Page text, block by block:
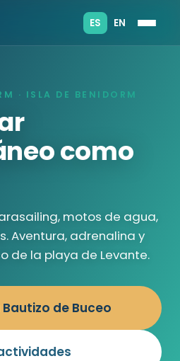
ES EN
· ISLA DE BENIDORM
como
motos de agua,
Aventura, adrenalina y
de la playa de Levante.
de Buceo